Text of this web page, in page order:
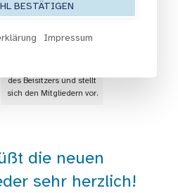
des Beisitzers und stellt
sich den Mitgliedern vor.
die neuen
sehr herzlich!
BESTÄTIGEN
Impressum